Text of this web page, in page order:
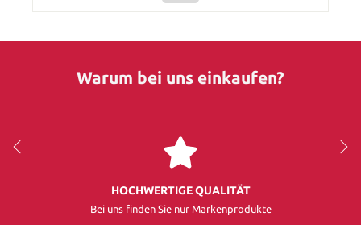
Warum bei uns einkaufen?
HOCHWERTIGE QUALITÄT
Bei uns finden Sie nur Markenprodukte